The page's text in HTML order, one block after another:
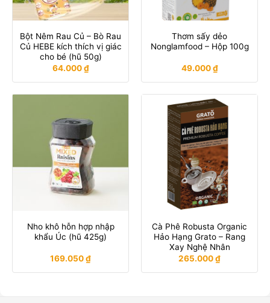
Bột Nêm Rau Củ – Bò Rau
Củ HEBE kích thích vị giác
cho bé (hũ 50g)
64.000₫
Thơm sấy dẻo
Nonglamfood – Hộp 100g
49.000₫
Nho khô hỗn hợp nhập
khẩu Úc (hũ 425g)
169.050₫
Cà Phê Robusta Organic
Hảo Hạng Grato – Rang
Xay Nghệ Nhân
265.000₫